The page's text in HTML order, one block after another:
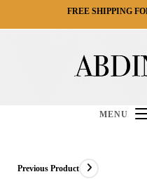
FREE SHIPPING
MENU
Previous Product